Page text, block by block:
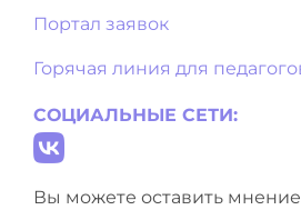
Портал заявок
Горячая линия для
СОЦИАЛЬНЫЕ СЕТИ:
Вы можете оставить мнение